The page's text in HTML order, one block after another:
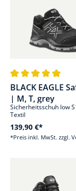
Durchschnittliche
BLACK EAGLE
| M, T, grey
Sicherheitsschuh low
Textil
139,90 €*
*Preis inkl. MwSt. zzgl.